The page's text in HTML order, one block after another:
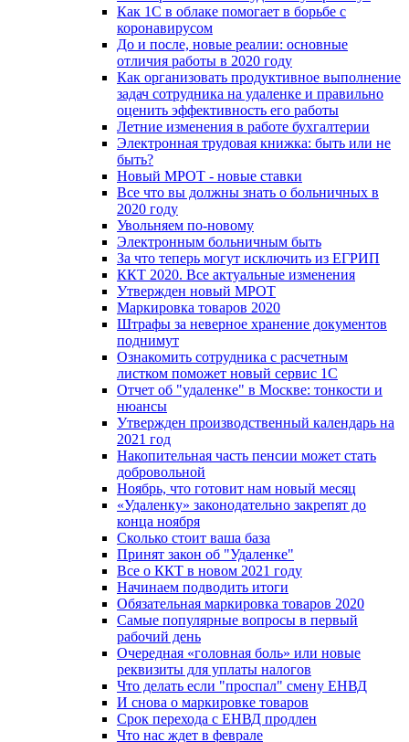
Как 1С в облаке помогает в борьбе с
коронавирусом
До и после, новые реалии: основные
отличия работы в 2020 году
Как организовать продуктивное выполнение
задач сотрудника на удаленке и правильно
оценить эффективность его работы
Летние изменения в работе бухгалтерии
Электронная трудовая книжка: быть или не
быть?
Новый МРОТ - новые ставки
Все что вы должны знать о больничных в
2020 году
Увольняем по-новому
Электронным больничным быть
За что теперь могут исключить из ЕГРИП
ККТ 2020. Все актуальные изменения
Утвержден новый МРОТ
Маркировка товаров 2020
Штрафы за неверное хранение документов
поднимут
Ознакомить сотрудника с расчетным
листком поможет новый сервис 1С
Отчет об "удаленке" в Москве: тонкости и
нюансы
Утвержден производственный календарь на
2021 год
Накопительная часть пенсии может стать
добровольной
Ноябрь, что готовит нам новый месяц
«Удаленку» законодательно закрепят до
конца ноября
Сколько стоит ваша база
Принят закон об "Удаленке"
Все о ККТ в новом 2021 году
Начинаем подводить итоги
Обязательная маркировка товаров 2020
Самые популярные вопросы в первый
рабочий день
Очередная «головная боль» или новые
реквизиты для уплаты налогов
Что делать если "проспал" смену ЕНВД
И снова о маркировке товаров
Срок перехода с ЕНВД продлен
Что нас ждет в феврале